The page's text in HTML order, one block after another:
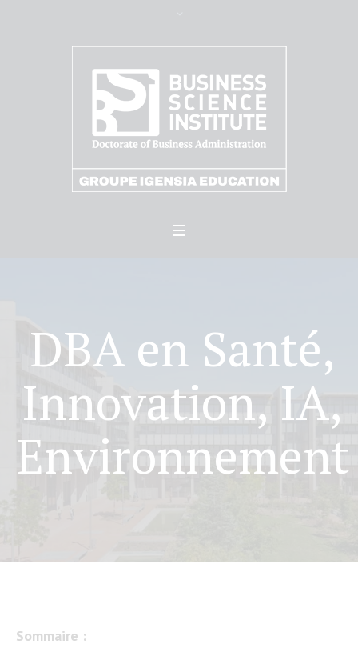
DBA en Santé,
Innovation, IA,
Environnement
Sommaire :